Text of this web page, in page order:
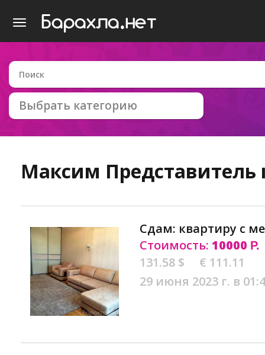
Выбрать категорию
Максим
Сдам: квартиру с
Стоимость: 10000 Р.
131.58 $
€ 111.11
29 июня 2023 г. в